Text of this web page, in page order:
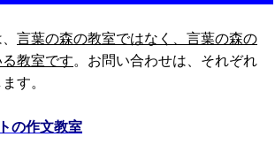
言葉の森の教室ではなく、言葉の森の
教室です。お問い合わせは、それぞれ
す。
の作文教室